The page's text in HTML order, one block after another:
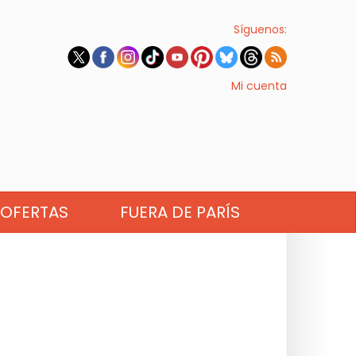
Síguenos:
Mi cuenta
OFERTAS FUERA DE PARÍS